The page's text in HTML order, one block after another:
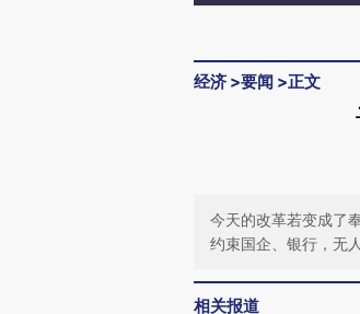
经济 >要闻 >正文
今天的改革若变成了
约束国企、银行，无
相关报道